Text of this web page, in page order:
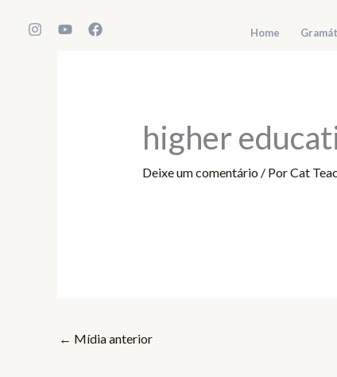
Home
higher
Deixe um comentário / PorCat
← Mídia anterior